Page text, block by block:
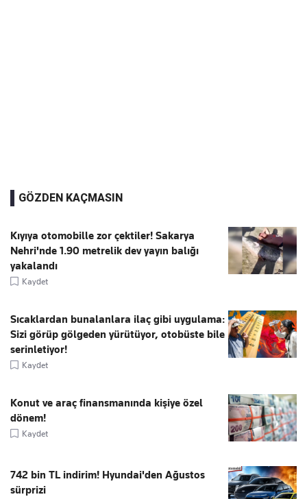
GÖZDEN KAÇMASIN
Kıyıya otomobille zor çektiler! Sakarya
Nehri'nde 1.90 metrelik dev yayın balığı
yakalandı
Kaydet
Sıcaklardan bunalanlara ilaç gibi uygulama:
Sizi görüp gölgeden yürütüyor, otobüste bile
serinletiyor!
Kaydet
Konut ve araç finansmanında kişiye özel
dönem!
Kaydet
742 bin TL indirim! Hyundai'den Ağustos
sürprizi